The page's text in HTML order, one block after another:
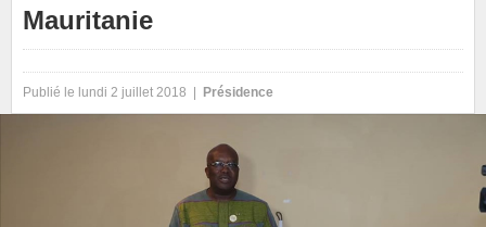
Mauritanie
Publié le lundi 2 juillet 2018 | Présidence